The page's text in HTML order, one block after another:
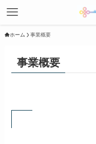
ホーム 事業概要
事業概要